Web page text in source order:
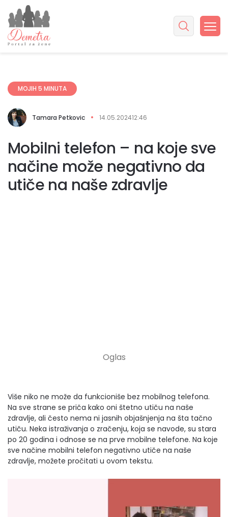
MOJIH 5 MINUTA
Tamara Petkovic 14.05.202412:46
Mobilni telefon – na koje sve
načine može negativno da
utiče na naše zdravlje
Više niko ne može da funkcioniše bez mobilnog telefona.
Na sve strane se priča kako oni štetno utiču na naše
zdravlje, ali često nema ni jasnih objašnjenja na šta tačno
utiču. Neka istraživanja o zračenju, koja se navode, su stara
po 20 godina i odnose se na prve mobilne telefone. Na koje
sve načine mobilni telefon negativno utiče na naše
zdravlje, možete pročitati u ovom tekstu.